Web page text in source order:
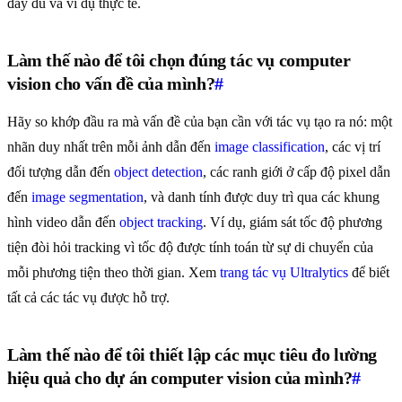
đầy đủ và ví dụ thực tế.
Làm thế nào để tôi chọn đúng tác vụ computer
vision cho vấn đề của mình?#
Hãy so khớp đầu ra mà vấn đề của bạn cần với tác vụ tạo ra nó: một
nhãn duy nhất trên mỗi ảnh dẫn đến image classification, các vị trí
đối tượng dẫn đến object detection, các ranh giới ở cấp độ pixel dẫn
đến image segmentation, và danh tính được duy trì qua các khung
hình video dẫn đến object tracking. Ví dụ, giám sát tốc độ phương
tiện đòi hỏi tracking vì tốc độ được tính toán từ sự di chuyển của
mỗi phương tiện theo thời gian. Xem trang tác vụ Ultralytics để biết
tất cả các tác vụ được hỗ trợ.
Làm thế nào để tôi thiết lập các mục tiêu đo lường
hiệu quả cho dự án computer vision của mình?#